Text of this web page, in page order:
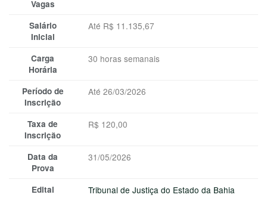
Vagas
Salário
Inicial
Até R$ 11.135,67
Carga
Horária
30 horas semanais
Período de
Inscrição
Até 26/03/2026
Taxa de
Inscrição
R$ 120,00
Data da
Prova
31/05/2026
Edital Tribunal de Justiça do Estado da Bahia